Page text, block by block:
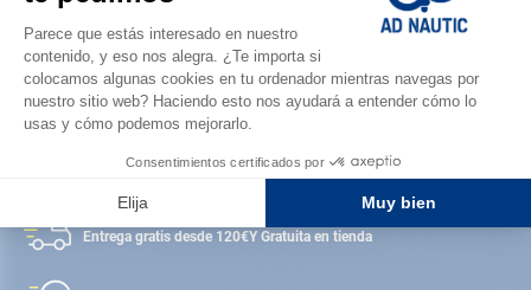
ENCUENTRA UNA TIENDA
Satisfecho o reembolsado
Entrega gratis desde 120€Y Gratuita en tienda